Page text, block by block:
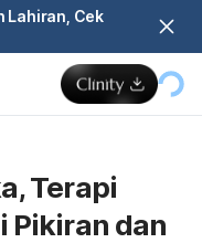
Lahiran, Cek
Terapi
Pikiran dan